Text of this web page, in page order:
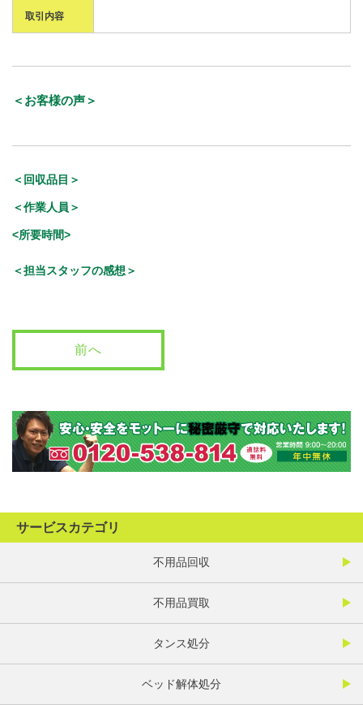
取引内容
＜お客様の声＞
＜回収品目＞
＜作業人員＞
<所要時間>
＜担当スタッフの感想＞
前へ
サービスカテゴリ
不用品回収
不用品買取
タンス処分
ベッド解体処分